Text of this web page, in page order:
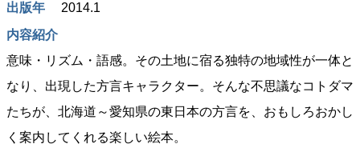
出版年
2014.1
内容紹介
意味・リズム・語感。その土地に宿る独特の地域性が一体と
なり、出現した方言キャラクター。そんな不思議なコトダマ
たちが、北海道～愛知県の東日本の方言を、おもしろおかし
く案内してくれる楽しい絵本。